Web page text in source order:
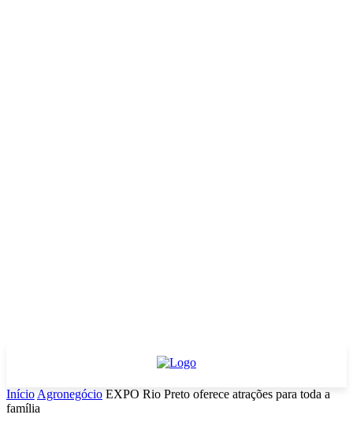
Início Agronegócio EXPO Rio Preto oferece atrações para toda a
família